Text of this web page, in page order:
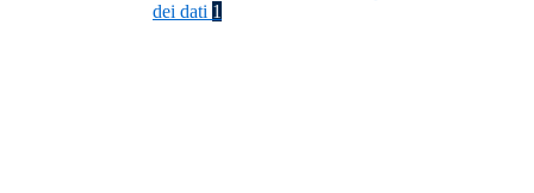
dei dati 1